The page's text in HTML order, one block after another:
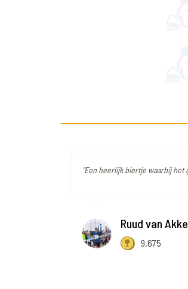
"Een heerlijk biertje waarbij het
Ruud van
9.675